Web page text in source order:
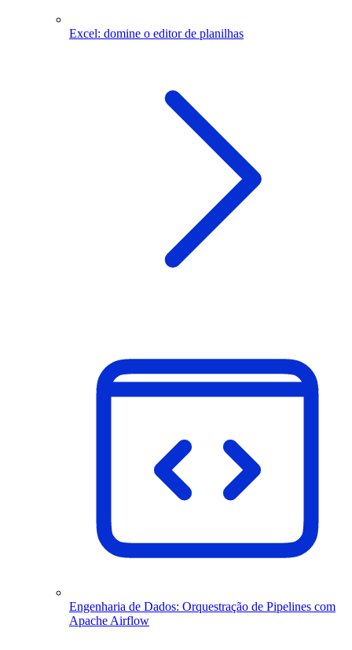
Excel: domine o editor de planilhas
Engenharia de Dados: Orquestração de Pipelines com
Apache Airflow